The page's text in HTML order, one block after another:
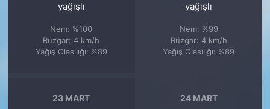
yağışlı
Nem: %100
Rüzgar: 4 km/h
Yağış Olasılığı: %89
yağışlı
Nem: %99
Rüzgar: 4 km/h
Yağış Olasılığı: %89
23 MART 24 MART